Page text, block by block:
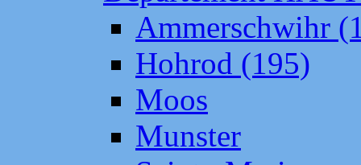
Ammerschwihr
Hohrod (195)
Moos
Munster